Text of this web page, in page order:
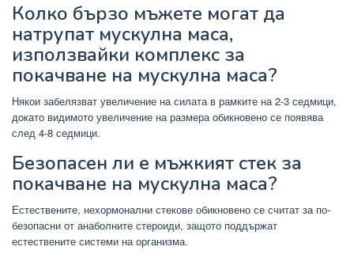
Колко бързо мъжете могат да
натрупат мускулна маса,
използвайки комплекс за
покачване на мускулна маса?
Някои забелязват увеличение на силата в рамките на 2-3 седмици,
докато видимото увеличение на размера обикновено се появява
след 4-8 седмици.
Безопасен ли е мъжкият стек за
покачване на мускулна маса?
Естествените, нехормонални стекове обикновено се считат за по-
безопасни от анаболните стероиди, защото поддържат
естествените системи на организма.